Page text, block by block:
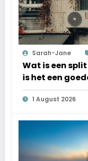
Sarah-Jane
Wat is een
is het een
1 August 2026